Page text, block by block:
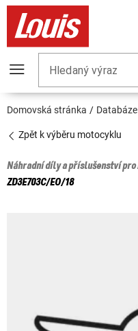
Hledaný výraz
Domovská stránka
Zpět k výběru motocyklu
Náhradní díly a příslušenství pro
ZD3E703C/EO/18